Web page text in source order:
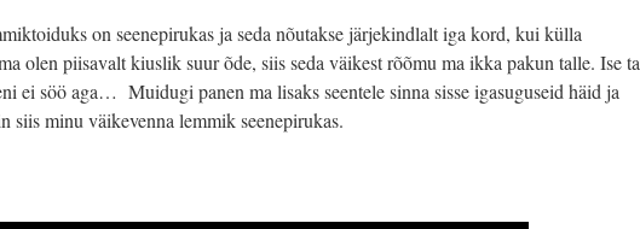
on seenepirukas ja seda nõutakse järjekindlalt iga kord, kui külla
olen piisavalt kiuslik suur õde, siis seda väikest rõõmu ma ikka pakun talle. Ise ta
ei söö aga… Muidugi panen ma lisaks seentele sinna sisse igasuguseid häid ja
siis minu väikevenna lemmik seenepirukas.